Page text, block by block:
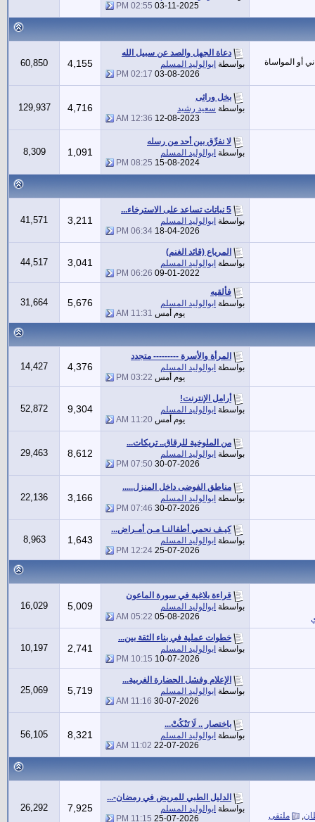
03-11-2025
02:55 PM
أو المواساة
دعاة الجهل والصد عن سبيل الله
بواسطة ابوالوليد المسلم
03-08-2026
02:17 PM
4,155
60,850
بخل وراثى
بواسطة سعيد رشيد
12-08-2023
12:36 AM
4,716
129,937
لا نفرِّق بين أحد من رسله
بواسطة ابوالوليد المسلم
15-08-2024
08:25 PM
1,091
8,309
5 نباتات تساعد على الاسترخاء...
بواسطة ابوالوليد المسلم
18-04-2026
06:34 PM
3,211
41,571
المرياع (قائد الغنم)
بواسطة ابوالوليد المسلم
09-01-2022
06:26 PM
3,041
44,517
فألقيه
بواسطة ابوالوليد المسلم
يوم أمس 11:31 AM
5,676
31,664
المرأة والأسرة --------- متجدد
بواسطة ابوالوليد المسلم
يوم أمس 03:22 PM
4,376
14,427
أرامل الإنترنت!
بواسطة ابوالوليد المسلم
يوم أمس 11:20 AM
9,304
52,872
من الملوخية للرقاق.. تريكات...
بواسطة ابوالوليد المسلم
30-07-2026
07:50 PM
8,612
29,463
مناطق الفوضى داخل المنزل.....
بواسطة ابوالوليد المسلم
30-07-2026
07:46 PM
3,166
22,136
كيـف نحمي أطفالنـا مـن أمـراض...
بواسطة ابوالوليد المسلم
25-07-2026
12:24 PM
1,643
8,963
قراءة بلاغية في سورة الماعون
بواسطة ابوالوليد المسلم
05-08-2026
05:22 AM
5,009
16,029
خطوات عملية في بناء الثقة بين...
بواسطة ابوالوليد المسلم
10-07-2026
10:15 PM
2,741
10,197
الإعلام وفشل الحضارة الغربية...
بواسطة ابوالوليد المسلم
30-07-2026
11:16 AM
5,719
25,069
باختصار .. لَا تَنْكُتْ...
بواسطة ابوالوليد المسلم
22-07-2026
11:02 AM
8,321
56,105
ملتقى
الدليل الطبي للمريض في رمضان-...
بواسطة ابوالوليد المسلم
25-07-2026
11:15 PM
7,925
26,292